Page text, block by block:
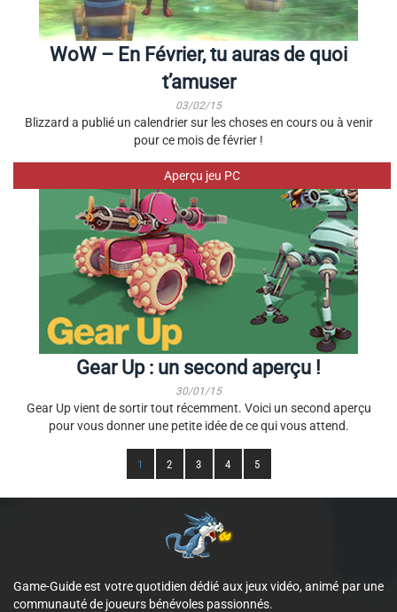
WoW – En Février, tu auras de quoi
t’amuser
03/02/15
Blizzard a publié un calendrier sur les choses en cours ou à venir
pour ce mois de février !
Aperçu jeu PC
Gear Up : un second aperçu !
30/01/15
Gear Up vient de sortir tout récemment. Voici un second aperçu
pour vous donner une petite idée de ce qui vous attend.
1 2 3 4 5
Game-Guide est votre quotidien dédié aux jeux vidéo, animé par une
communauté de joueurs bénévoles passionnés.